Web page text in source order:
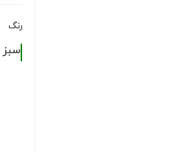
رنگ
سبز